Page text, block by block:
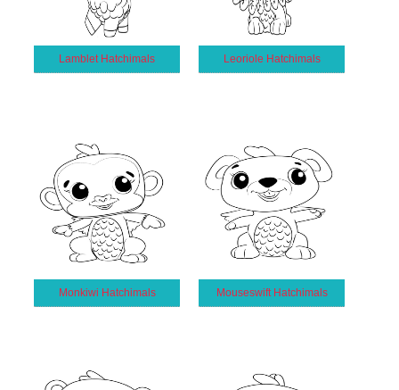
Lamblet Hatchimals Leoriole Hatchimals
Monkiwi Hatchimals Mouseswift Hatchimals